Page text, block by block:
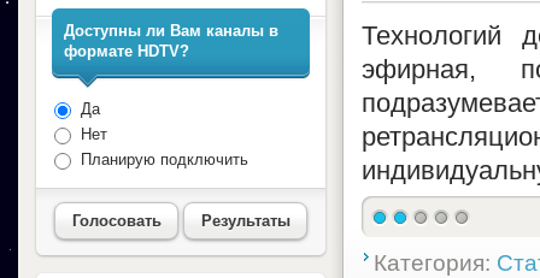
Технологий
эфирная,
Категория:
Доступны ли Вам каналы в
формате HDTV?
Да
Нет
Планирую подключить
Голосовать Результаты